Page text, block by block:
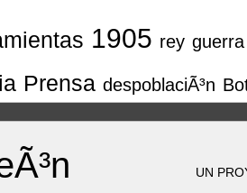
1905 rey guerra
Prensa despoblaciÃ³n
UN